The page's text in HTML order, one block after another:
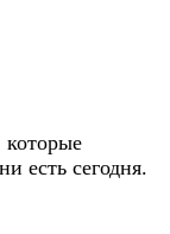
которые
есть сегодня.